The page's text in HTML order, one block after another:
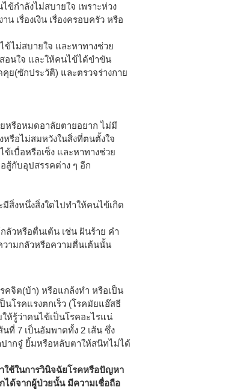
ข้กำลังไม่สบายใจ เพราะห่วง
น เรื่องเงิน เรื่องครอบครัว หรือ
ข้ไม่สบายใจ และหาทางช่วย
อนใจ และให้คนไข้ได้ขำขัน
ย(ซักประวัติ) และตรวจร่างกาย
หรือหมดอาลัยตายอยาก ไม่มี
หรือไม่สมหวังในสิ่งที่ตนตั้งใจ
เบื่อหรือเซ็ง และหาทางช่วย
สู้กับอุปสรรคต่าง ๆ อีก
สิ่งหนึ่งสิ่งใดไปทำให้คนไข้เกิด
ลัวหรือตื่นเต้น เช่น ฝันร้าย คำ
ามกลัวหรือความตื่นเต้นนั้น
จิต(บ้า) หรือแกล้งทำ หรือเป็น
นโรคแรงตกเร็ว (โรคมัยแอ๊สธี
ให้รู้ว่าคนไข้เป็นโรคอะไรแน่
ที่ 7 เป็นอัมพาตทั้ง 2 เส้น ซึ่ง
ากจู๋ ยิ้มหรือหลับตาให้สนิทไม่ได้
ใช้ในการวินิจฉัยโรคหรือปัญหา
ได้จากผู้ป่วยนั้น มีความเชื่อถือ